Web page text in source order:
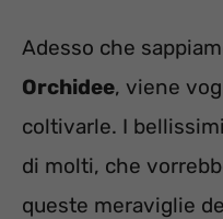
Adesso che
Orchidee, viene
coltivarle. I
di molti, che
queste meraviglie